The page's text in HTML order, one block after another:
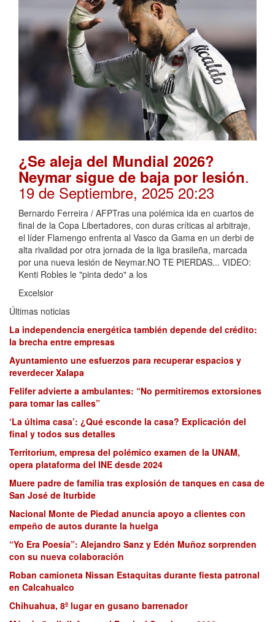
¿Se aleja del Mundial 2026?
Neymar sigue de baja por lesión.
19 de Septiembre, 2025 20:23
Bernardo Ferreira / AFPTras una polémica ida en cuartos de
final de la Copa Libertadores, con duras críticas al arbitraje,
el líder Flamengo enfrenta al Vasco da Gama en un derbi de
alta rivalidad por otra jornada de la liga brasileña, marcada
por una nueva lesión de Neymar.NO TE PIERDAS... VIDEO:
Kenti Robles le "pinta dedo" a los
Excelsior
Últimas noticias
La independencia energética también depende del crédito:
la brecha entre empresas
Ayuntamiento une esfuerzos para recuperar espacios y
reverdecer Xalapa
Felifer advierte a ambulantes: “No permitiremos extorsiones
para tomar las calles”
‘La última casa’: ¿Qué esconde la casa? Explicación del
final y todos sus detalles
Territorium, empresa del polémico examen de la UNAM,
opera plataforma del INE desde 2024
Muere padre de familia tras explosión de tanques en casa de
San José de Iturbide
Nacional Monte de Piedad anuncia apoyo a clientes con
empeño de autos durante la huelga
“Yo Era Poesía”: Alejandro Sanz y Edén Muñoz sorprenden
con su nueva colaboración
Roban camioneta Nissan Estaquitas durante fiesta patronal
en Calcahualco
Chihuahua, 8º lugar en gusano barrenador